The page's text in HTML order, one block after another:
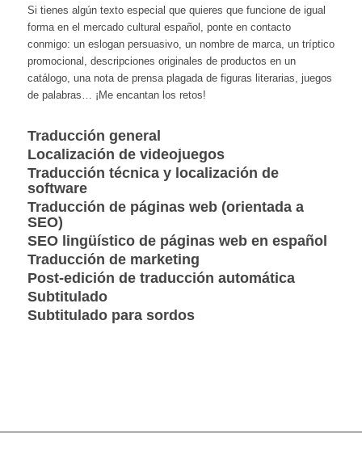
Si tienes algún texto especial que quieres que funcione de igual
forma en el mercado cultural español, ponte en contacto
conmigo: un eslogan persuasivo, un nombre de marca, un tríptico
promocional, descripciones originales de productos en un
catálogo, una nota de prensa plagada de figuras literarias, juegos
de palabras… ¡Me encantan los retos!
Traducción general
Localización de videojuegos
Traducción técnica y localización de
software
Traducción de páginas web (orientada a
SEO)
SEO lingüístico de páginas web en español
Traducción de marketing
Post-edición de traducción automática
Subtitulado
Subtitulado para sordos